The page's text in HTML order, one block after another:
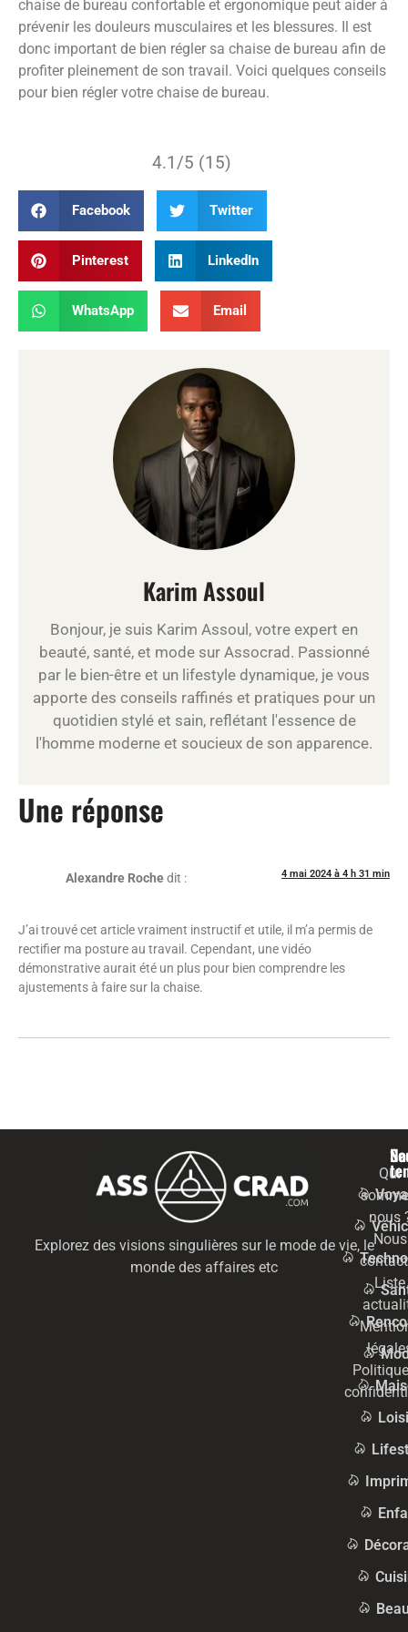
chaise de bureau confortable et ergonomique peut aider à
prévenir les douleurs musculaires et les blessures. Il est
donc important de bien régler sa chaise de bureau afin de
profiter pleinement de son travail. Voici quelques conseils
pour bien régler votre chaise de bureau.
4.1/5 (15)
Facebook Twitter
Pinterest LinkedIn
WhatsApp Email
Karim Assoul
Bonjour, je suis Karim Assoul, votre expert en
beauté, santé, et mode sur Assocrad. Passionné
par le bien-être et un lifestyle dynamique, je vous
apporte des conseils raffinés et pratiques pour un
quotidien stylé et sain, reflétant l'essence de
l'homme moderne et soucieux de son apparence.
Une réponse
Alexandre Rochedit : 4 mai 2024 à 4 h 31 min
J’ai trouvé cet article vraiment instructif et utile, il m’a permis de
rectifier ma posture au travail. Cependant, une vidéo
démonstrative aurait été un plus pour bien comprendre les
ajustements à faire sur la chaise.
Explorez des visions singulières sur le mode de vie, le
monde des affaires etc
Qui
nous
Nous
Liste